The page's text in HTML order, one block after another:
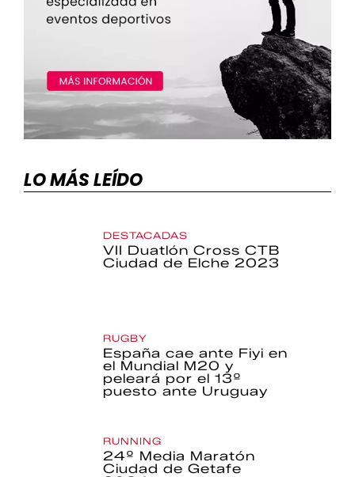
LO MÁS LEÍDO
DESTACADAS
VII Duatlón Cross CTB
Ciudad de Elche 2023
RUGBY
España cae ante Fiyi en
el Mundial M20 y
peleará por el 13º
puesto ante Uruguay
RUNNING
24º Media Maratón
Ciudad de Getafe